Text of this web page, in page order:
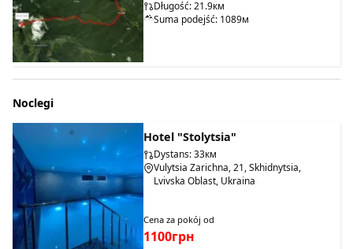
Długość: 21.9км
Suma podejść: 1089м
Noclegi
Hotel "Stolytsia"
Dystans: 33км
Vulytsia Zarichna, 21, Skhidnytsia,
Lvivska Oblast, Ukraina
Cena za pokój od
1100грн